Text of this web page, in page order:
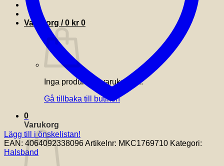
Varukorg /0 kr 0
Inga produkter i varukorgen.
Gå tillbaka till butiken
0
Varukorg
Lägg till i önskelistan!
EAN: 4064092338096Artikelnr: MKC1769710 Kategori:
Halsband